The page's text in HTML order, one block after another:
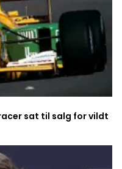
sat til salg for vildt